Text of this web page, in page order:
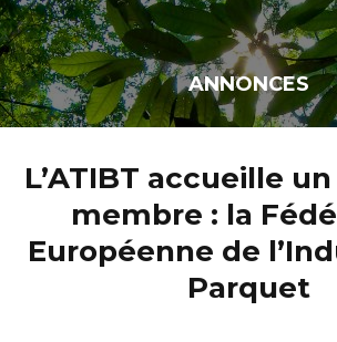
ANNONCES
L’ATIBT accueille
membre : la
Européenne de
Parquet